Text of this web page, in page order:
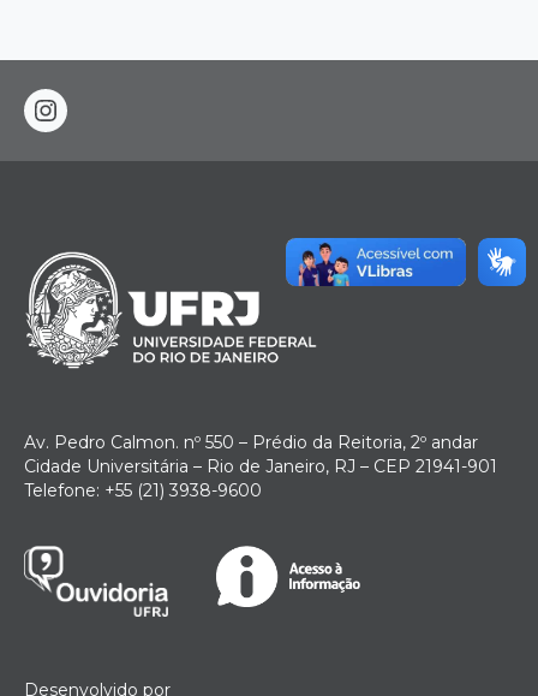
instagram
Av. Pedro Calmon. nº 550 – Prédio da Reitoria, 2º andar
Cidade Universitária – Rio de Janeiro, RJ – CEP 21941-901
Telefone: +55 (21) 3938-9600
Desenvolvido por